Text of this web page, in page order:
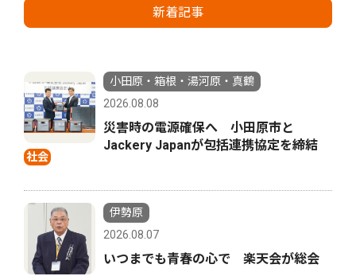
新着記事
社会
小田原・箱根・湯河原・真鶴
2026.08.08
災害時の電源確保へ 小田原市と
Jackery Japanが包括連携協定を締結
伊勢原
2026.08.07
いつまでも青春の心で 楽天会が総会